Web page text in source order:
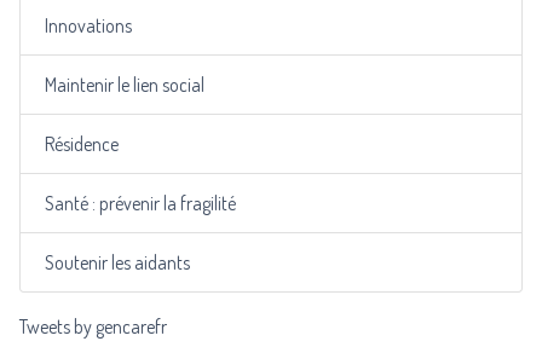
Innovations
Maintenir le lien social
Résidence
Santé : prévenir la fragilité
Soutenir les aidants
Tweets by gencarefr